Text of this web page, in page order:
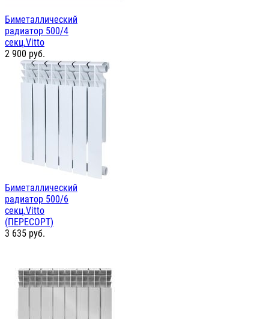
Биметаллический
радиатор 500/4
секц.Vitto
2 900 руб.
Биметаллический
радиатор 500/6
секц.Vitto
(ПЕРЕСОРТ)
3 635 руб.